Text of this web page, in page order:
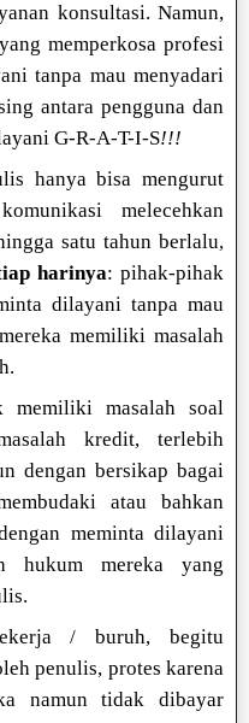
konsultasi. Namun,
memperkosa profesi
tanpa mau menyadari
antara pengguna dan
G-R-A-T-I-S!!!
hanya bisa mengurut
melecehkan
satu tahun berlalu,
harinya: pihak-pihak
dilayani tanpa mau
memiliki masalah
memiliki masalah soal
kredit, terlebih
dengan bersikap bagai
atau bahkan
meminta dilayani
hukum mereka yang
/ buruh, begitu
penulis, protes karena
namun tidak dibayar